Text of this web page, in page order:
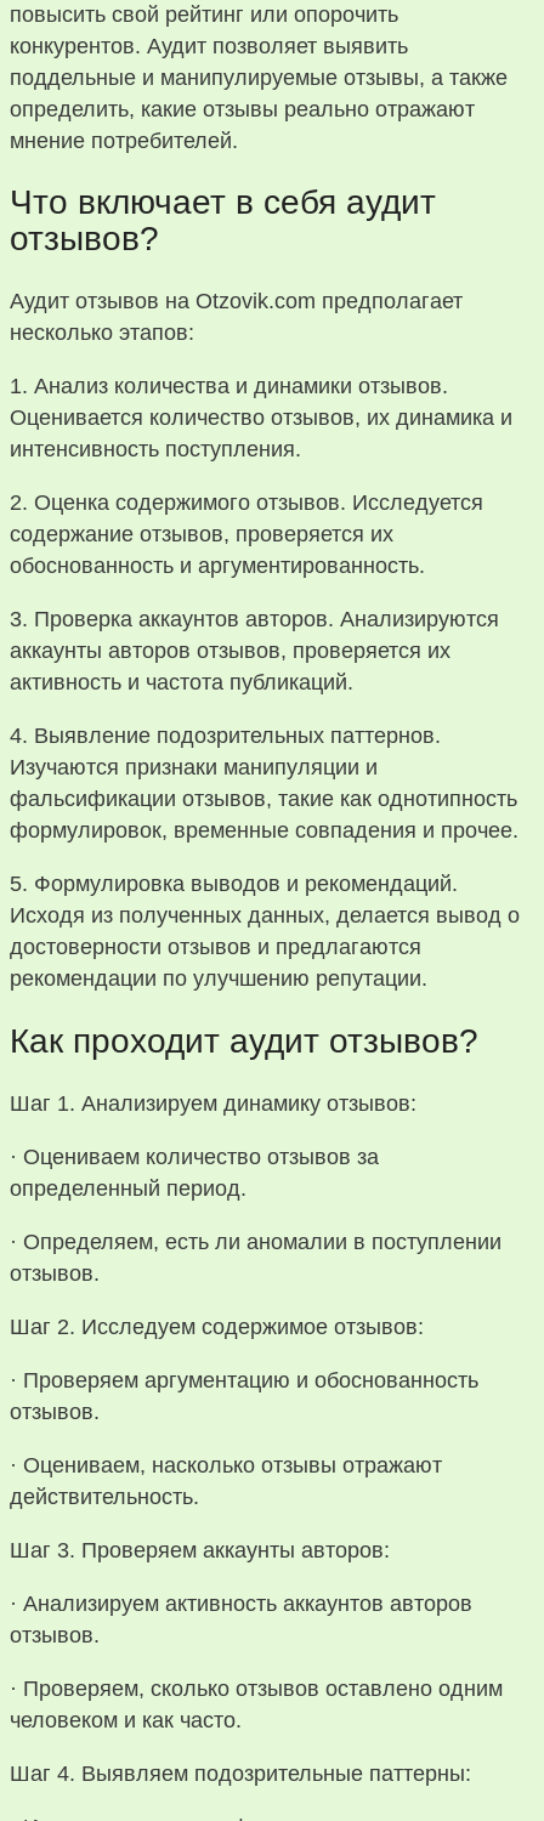
повысить свой рейтинг или опорочить
конкурентов. Аудит позволяет выявить
поддельные и манипулируемые отзывы, а также
определить, какие отзывы реально отражают
мнение потребителей.
Что включает в себя аудит
отзывов?
Аудит отзывов на Otzovik.com предполагает
несколько этапов:
1. Анализ количества и динамики отзывов.
Оценивается количество отзывов, их динамика и
интенсивность поступления.
2. Оценка содержимого отзывов. Исследуется
содержание отзывов, проверяется их
обоснованность и аргументированность.
3. Проверка аккаунтов авторов. Анализируются
аккаунты авторов отзывов, проверяется их
активность и частота публикаций.
4. Выявление подозрительных паттернов.
Изучаются признаки манипуляции и
фальсификации отзывов, такие как однотипность
формулировок, временные совпадения и прочее.
5. Формулировка выводов и рекомендаций.
Исходя из полученных данных, делается вывод о
достоверности отзывов и предлагаются
рекомендации по улучшению репутации.
Как проходит аудит отзывов?
Шаг 1. Анализируем динамику отзывов:
· Оцениваем количество отзывов за
определенный период.
· Определяем, есть ли аномалии в поступлении
отзывов.
Шаг 2. Исследуем содержимое отзывов:
· Проверяем аргументацию и обоснованность
отзывов.
· Оцениваем, насколько отзывы отражают
действительность.
Шаг 3. Проверяем аккаунты авторов:
· Анализируем активность аккаунтов авторов
отзывов.
· Проверяем, сколько отзывов оставлено одним
человеком и как часто.
Шаг 4. Выявляем подозрительные паттерны: